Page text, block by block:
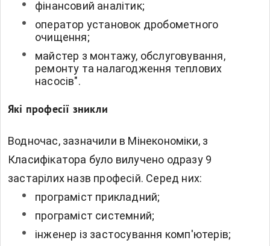
фінансовий аналітик;
оператор установок дробометного
очищення;
майстер з монтажу, обслуговування,
ремонту та налагодження теплових
насосів".
Які професії зникли
Водночас, зазначили в Мінекономіки, з
Класифікатора було вилучено одразу 9
застарілих назв професій. Серед них:
програміст прикладний;
програміст системний;
інженер із застосування комп'ютерів;